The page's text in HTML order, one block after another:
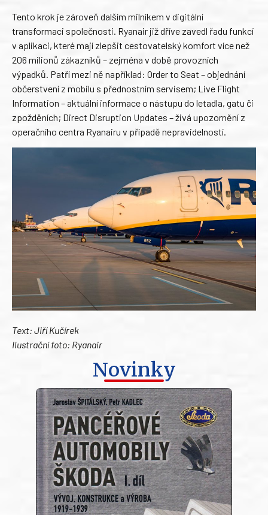
Tento krok je zároveň dalším milníkem v digitální
transformaci společnosti. Ryanair již dříve zavedl řadu funkcí
v aplikaci, které mají zlepšit cestovatelský komfort více než
206 milionů zákazníků – zejména v době provozních
výpadků. Patří mezi ně například: Order to Seat – objednání
občerstvení z mobilu s přednostním servisem; Live Flight
Information – aktuální informace o nástupu do letadla, gatu či
zpožděních; Direct Disruption Updates – živá upozornění z
operačního centra Ryanairu v případě nepravidelností.
Text: Jiří Kučírek
Ilustrační foto: Ryanair
Novinky